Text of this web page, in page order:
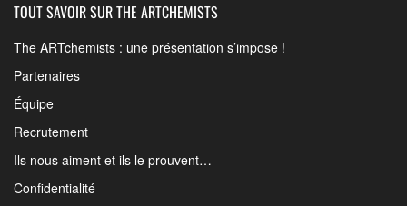
TOUT SAVOIR SUR THE ARTCHEMISTS
The ARTchemists : une présentation s’impose !
Partenaires
Équipe
Recrutement
Ils nous aiment et ils le prouvent…
Confidentialité